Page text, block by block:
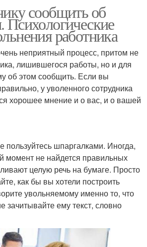
сообщить об
Психологические
работника
неприятный процесс, притом не
лишившегося работы, но и для
об этом сообщить. Если вы
у уволенного сотрудника
хорошее мнение и о вас, и о вашей
пользуйтесь шпаргалками. Иногда,
момент не найдется правильных
целую речь на бумаге. Просто
как бы вы хотели построить
увольняемому именно то, что
зачитывайте ему текст, словно